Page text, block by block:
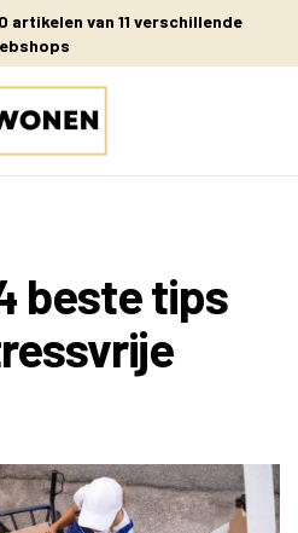
artikelen van 11 verschillende
beste tips